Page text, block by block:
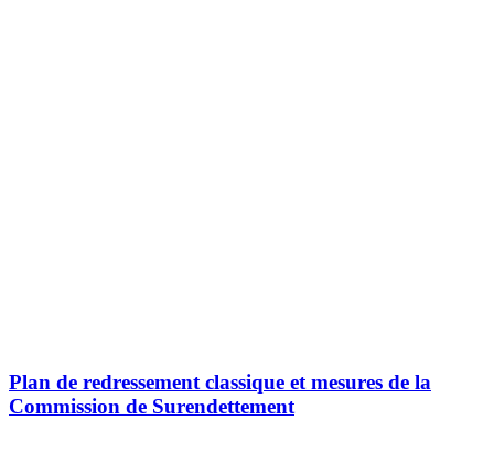
Plan de redressement classique et mesures de la
Commission de Surendettement